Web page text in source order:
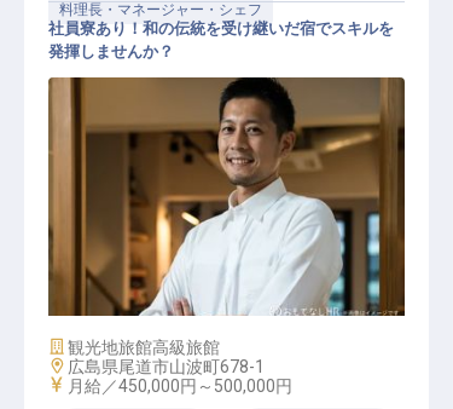
料理長・マネージャー・シェフ
料理長（洋食）
社員寮あり！和の伝統を受け継いだ宿でスキルを
発揮しませんか？
施設業態
観光地旅館高級旅館
勤務地
広島県尾道市山波町678-1
給与
月給／450,000円～ 500,000円